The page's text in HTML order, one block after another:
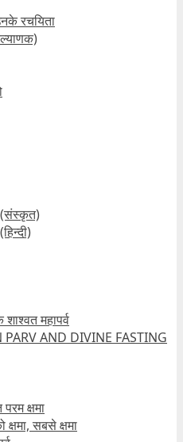
रचयिता
(संस्कृत)
महापर्व
PARV AND DIVINE FASTING
परम क्षमा
क्षमा, सबसे क्षमा